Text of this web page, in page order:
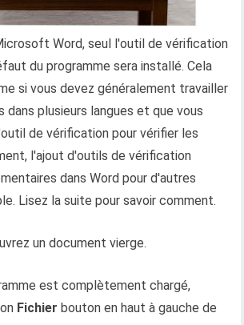
Word, seul l'outil de vérification
du programme sera installé. Cela
si vous devez généralement travailler
dans plusieurs langues et que vous
de vérification pour vérifier les
l'ajout d'outils de vérification
dans Word pour d'autres
Lisez la suite pour savoir comment.
un document vierge.
est complètement chargé,
Fichier bouton en haut à gauche de